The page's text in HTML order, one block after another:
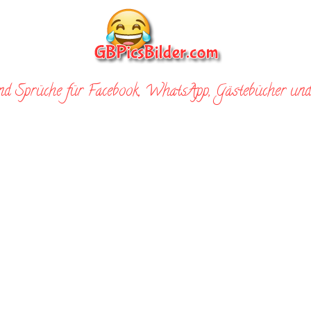
Sprüche für Facebook, WhatsApp, Gästebücher